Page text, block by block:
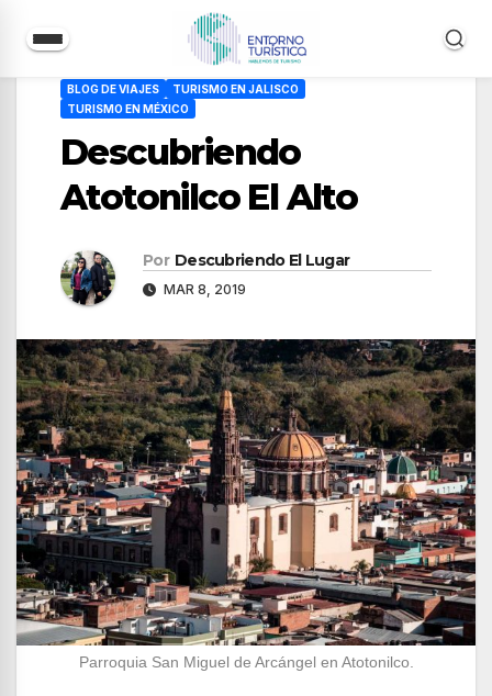
BLOG DE VIAJES
TURISMO EN JALISCO
TURISMO EN MÉXICO
Descubriendo
Atotonilco El Alto
Por Descubriendo El Lugar
MAR 8, 2019
Parroquia San Miguel de Arcángel en Atotonilco.